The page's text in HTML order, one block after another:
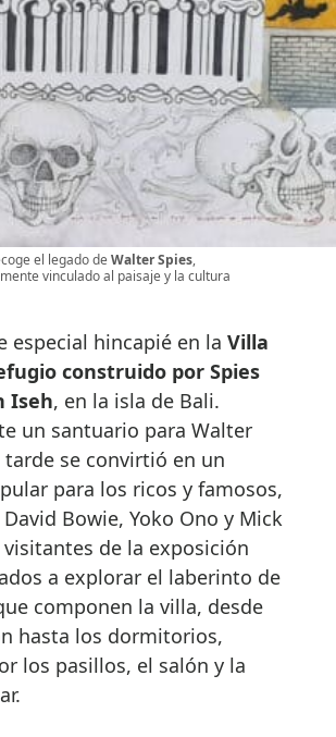
el legado deWalter Spies,
vinculado al paisaje y la cultura
especial hincapié en la Villa
construido por Spies
Iseh, en la isla de Bali.
un santuario para Walter
tarde se convirtió en un
para los ricos y famosos,
Bowie, Yoko Ono y Mick
visitantes de la exposición
a explorar el laberinto de
componen la villa, desde
hasta los dormitorios,
los pasillos, el salón y la